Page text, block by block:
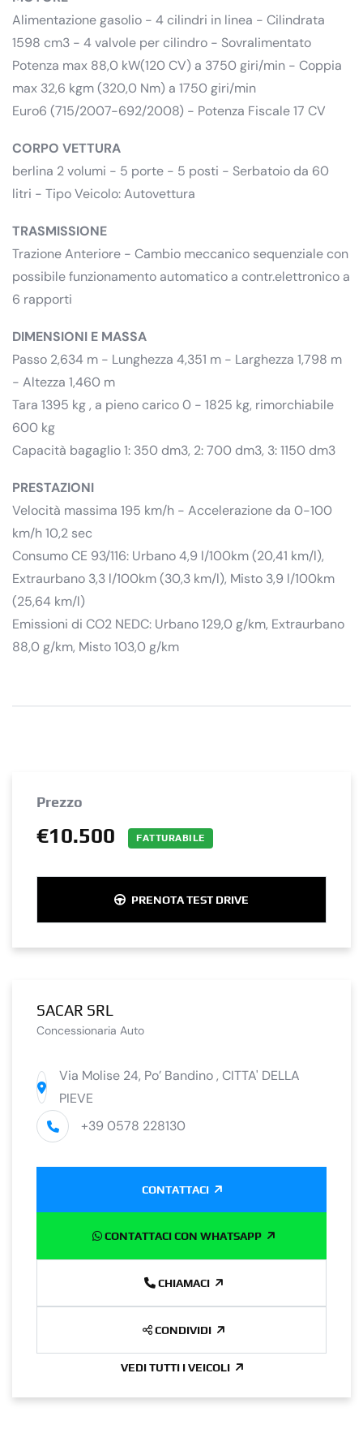
Alimentazione gasolio - 4 cilindri in linea - Cilindrata
1598 cm3 - 4 valvole per cilindro - Sovralimentato
Potenza max 88,0 kW(120 CV) a 3750 giri/min - Coppia
max 32,6 kgm (320,0 Nm) a 1750 giri/min
Euro6 (715/2007-692/2008) - Potenza Fiscale 17 CV
CORPO VETTURA
berlina 2 volumi - 5 porte - 5 posti - Serbatoio da 60
litri - Tipo Veicolo: Autovettura
TRASMISSIONE
Trazione Anteriore - Cambio meccanico sequenziale con
possibile funzionamento automatico a contr.elettronico a
6 rapporti
DIMENSIONI E MASSA
Passo 2,634 m - Lunghezza 4,351 m - Larghezza 1,798 m
- Altezza 1,460 m
Tara 1395 kg , a pieno carico 0 - 1825 kg, rimorchiabile
600 kg
Capacità bagaglio 1: 350 dm3, 2: 700 dm3, 3: 1150 dm3
PRESTAZIONI
Velocità massima 195 km/h - Accelerazione da 0-100
km/h 10,2 sec
Consumo CE 93/116: Urbano 4,9 l/100km (20,41 km/l),
Extraurbano 3,3 l/100km (30,3 km/l), Misto 3,9 l/100km
(25,64 km/l)
Emissioni di CO2 NEDC: Urbano 129,0 g/km, Extraurbano
88,0 g/km, Misto 103,0 g/km
Prezzo
€10.500 FATTURABILE
PRENOTA TEST DRIVE
SACAR SRL
Concessionaria Auto
Via Molise 24, Po’ Bandino , CITTA' DELLA
PIEVE
+39 0578 228130
CONTATTACI
CONTATTACI CON WHATSAPP
CHIAMACI
CONDIVIDI
VEDI TUTTI I VEICOLI